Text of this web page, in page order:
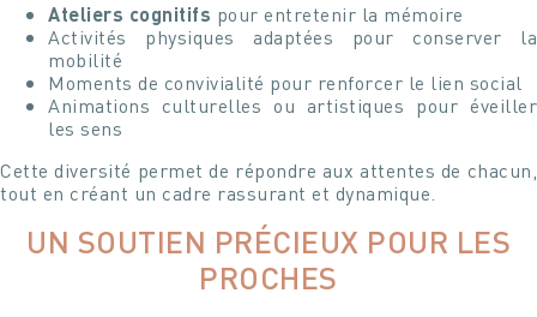
Ateliers cognitifs pour entretenir la mémoire
Activités physiques adaptées pour conserver la
mobilité
Moments de convivialité pour renforcer le lien social
Animations culturelles ou artistiques pour éveiller
les sens
Cette diversité permet de répondre aux attentes de chacun,
tout en créant un cadre rassurant et dynamique.
UN SOUTIEN PRÉCIEUX POUR LES
PROCHES